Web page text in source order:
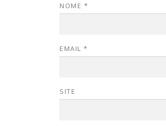
NOME *
EMAIL *
SITE